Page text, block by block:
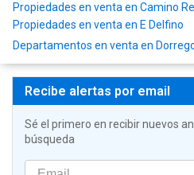
Propiedades en venta en Camino
Propiedades en venta en E Delfino
Departamentos en venta en
Recibe alertas por email
Sé el primero en recibir nuevos
búsqueda